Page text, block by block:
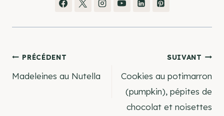
Navigation
PRÉCÉDENT
Madeleines au Nutella
SUIVANT
Cookies au potimarron
(pumpkin), pépites de
chocolat et noisettes